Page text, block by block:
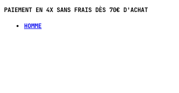
PAIEMENT EN 4X SANS FRAIS DÈS 70€ D'ACHAT
HOMME